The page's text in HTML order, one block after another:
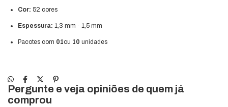
Cor: 52 cores
Espessura: 1,3 mm - 1,5 mm
Pacotes com 01ou 10 unidades
Pergunte e veja opiniões de quem já
comprou